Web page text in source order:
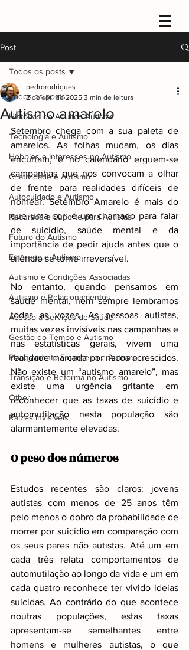
Post
Todos os posts
Histórias de Adultos Autistas
Tecnologia e Autismo
Hobbies e Interesses no Autismo
Criatividade e Autismo
Autocuidado e Autismo
Recursos e Suporte para Autistas
Futuro do Autismo
Emprego e Autismo
Autismo e Condições Associadas
Autismo e Relacionamentos
Acesso a Serviços de Saúde
Gestão do Tempo e Autismo
Planejamento Financeiro e Autismo
Transição e Reforma no Autismo
Other
Raizes invisiveis
Todos os posts
Autismo amarelo
pedrorodrigues
2 de set. de 2025 3 min de leitura
Setembro chega com a sua paleta de
amarelos. As folhas mudam, os dias
encurtam, e no calendário erguem-se
campanhas que nos convocam a olhar
de frente para realidades difíceis de
nomear. Setembro Amarelo é mais do
que uma cor: é um chamado para falar
de suicídio, saúde mental e da
importância de pedir ajuda antes que o
silêncio se torne irreversível.
No entanto, quando pensamos em
saúde mental, nem sempre lembramos
todas as vozes. As pessoas autistas,
muitas vezes invisíveis nas campanhas e
nas estatísticas gerais, vivem uma
realidade marcada por riscos acrescidos.
Não existe um “autismo amarelo”, mas
existe uma urgência gritante em
reconhecer que as taxas de suicídio e
automutilação nesta população são
alarmantemente elevadas.
O peso dos números
Estudos recentes são claros: jovens
autistas com menos de 25 anos têm
pelo menos o dobro da probabilidade de
morrer por suicídio em comparação com
os seus pares não autistas. Até um em
cada três relata comportamentos de
automutilação ao longo da vida e um em
cada quatro reconhece ter vivido ideias
suicidas. Ao contrário do que acontece
noutras populações, estas taxas
apresentam-se semelhantes entre
homens e mulheres autistas, o que